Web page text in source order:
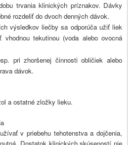
trvania klinických príznakov. Dávky
rozdeliť do dvoch denných dávok.
výsledkov liečby sa odporúča užiť liek
tekutinou (voda alebo ovocná
pri zhoršenej činnosti obličiek alebo
dávok.
a ostatné zložky lieku.
v priebehu tehotenstva a dojčenia,